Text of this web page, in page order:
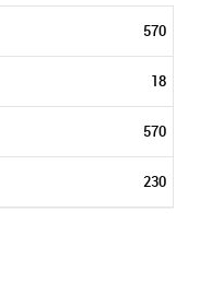
570
18
570
230